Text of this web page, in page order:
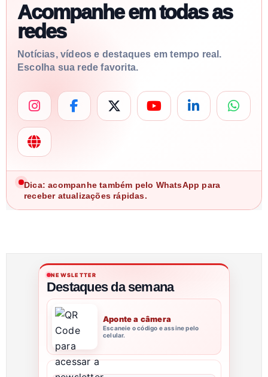
Acompanhe em todas as
redes
Notícias, vídeos e destaques em tempo real.
Escolha sua rede favorita.
Dica: acompanhe também pelo WhatsApp para
receber atualizações rápidas.
NEWSLETTER
Destaques da semana
Aponte a câmera
Escaneie o código e assine pelo
celular.